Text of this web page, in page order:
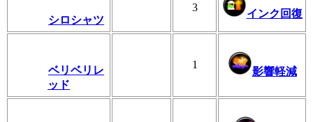
シロシャツ
3
インク回復
ベリベリレ
ッド
1
影響軽減